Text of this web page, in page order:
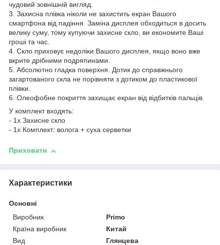
чудовий зовнішній вигляд.
3. Захисна плівка ніколи не захистить екран Вашого
смартфона від падіння. Заміна дисплея обходиться в досить
велику суму, тому купуючи захисне скло, ви економите Ваші
гроші та час.
4. Скло приховує недоліки Вашого дисплея, якщо воно вже
вкрите дрібними подряпинами.
5. Абсолютно гладка поверхня. Дотик до справжнього
загартованого скла не порівняти з дотиком до пластикової
плівки.
6. Олеофобне покриття захищає екран від відбитків пальців.
У комплект входять:
- 1х Захисне скло
- 1х Комплект: волога + суха серветки
Приховати
Характеристики
Основні
Виробник
Primo
Країна виробник
Китай
Вид
Глянцева